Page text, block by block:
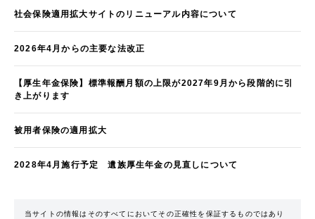
社会保険適用拡大サイトのリニューアル内容について
2026年4月からの主要な法改正
【厚生年金保険】標準報酬月額の上限が2027年9月から段階的に引
き上がります
被用者保険の適用拡大
2028年4月施行予定 遺族厚生年金の見直しについて
当サイトの情報はそのすべてにおいてその正確性を保証するものではあり